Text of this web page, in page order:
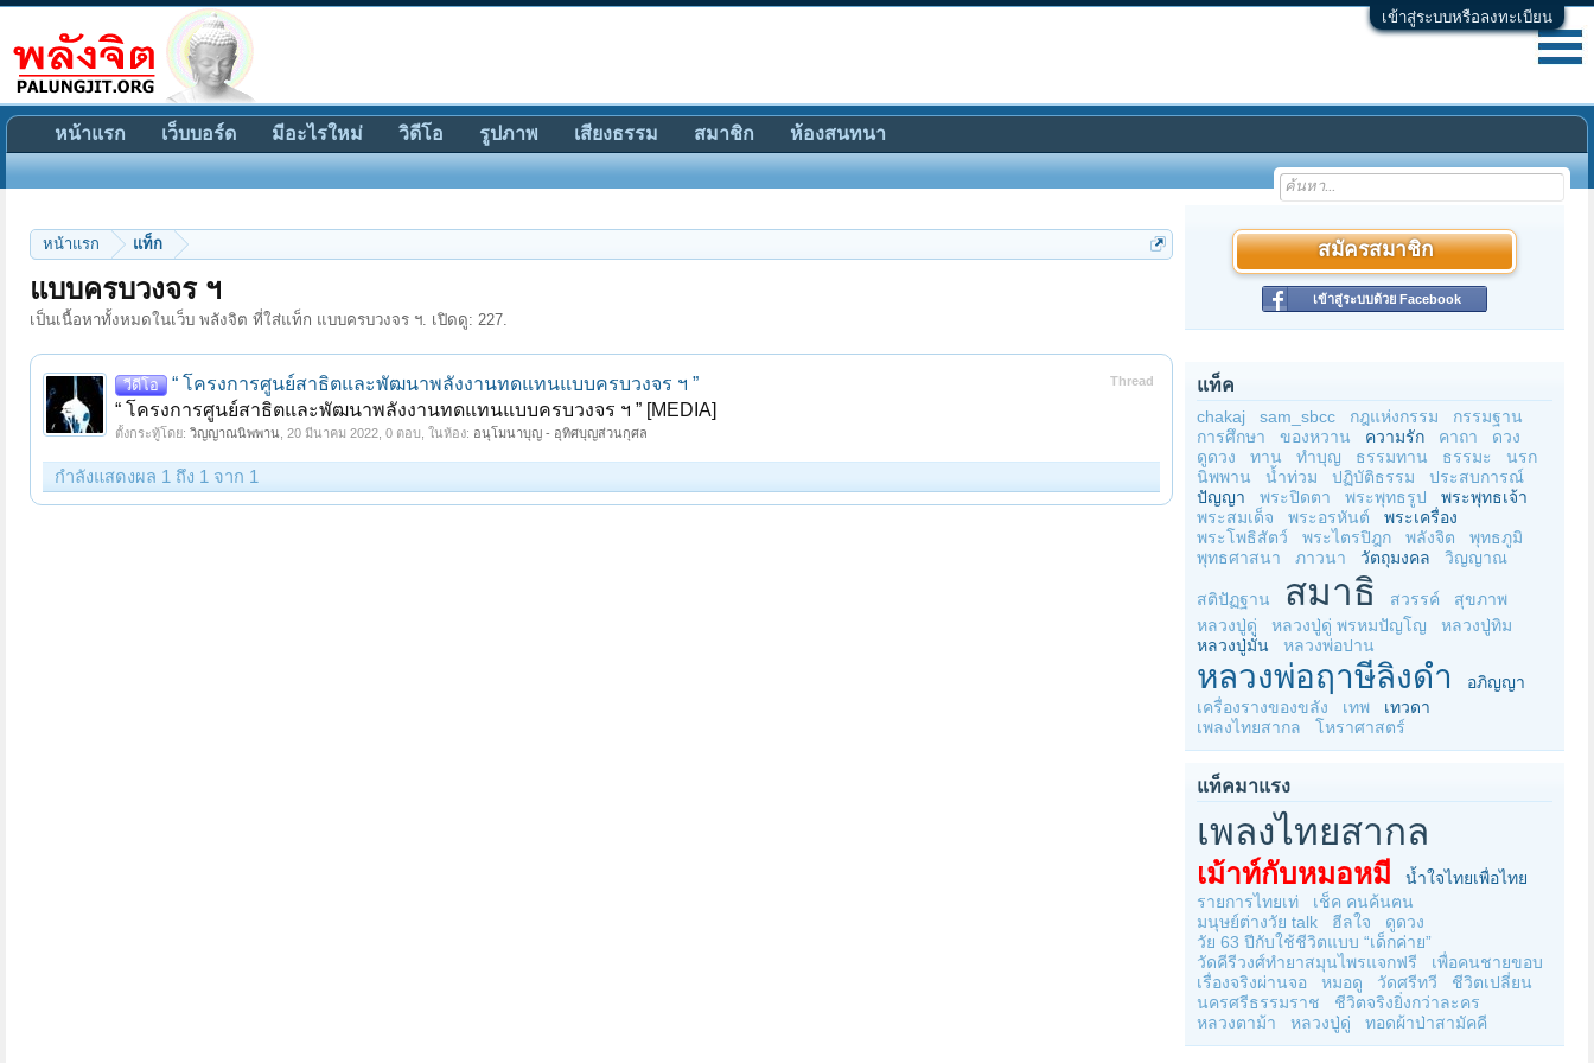
เข้าสู่ระบบหรือลงทะเบียน
หน้าแรก แท็ก
แบบครบวงจร ฯ
เป็นเนื้อหาทั้งหมดในเว็บ พลังจิต ที่ใส่แท็ก แบบครบวงจร ฯ. เปิดดู: 227.
Thread
วีดีโอ
“ โครงการศูนย์สาธิตและพัฒนาพลังงานทดแทนแบบครบวงจร ฯ ”
“ โครงการศูนย์สาธิตและพัฒนาพลังงานทดแทนแบบครบวงจร ฯ ” [MEDIA]
ตั้งกระทู้โดย: วิญญาณนิพพาน 20 มีนาคม 2022 , 0 ตอบ, ในห้อง: อนุโมนาบุญ - อุทิศบุญส่วนกุศล
กำลังแสดงผล 1 ถึง 1 จาก 1
สมัครสมาชิก
เข้าสู่ระบบด้วย Facebook
แท็ค
chakaj sam_sbcc กฎแห่งกรรม
กรรมฐาน
การศึกษา
ของหวาน ความรัก คาถา
ดวง
ดูดวง
ทาน ทำบุญ ธรรมทาน ธรรมะ
นรก
นิพพาน
น้ำท่วม ปฏิบัติธรรม
ประสบการณ์
ปัญญา
พระปิดตา พระพุทธรูป
พระพุทธเจ้า
พระสมเด็จ
พระอรหันต์
พระเครื่อง
พระโพธิสัตว์
พระไตรปิฎก พลังจิต
พุทธภูมิ
พุทธศาสนา
ภาวนา วัตถุมงคล วิญญาณ
สติปัฏฐาน สมาธิ สวรรค์
สุขภาพ
หลวงปู่ดู่
หลวงปู่ดู่ พรหมปัญโญ
หลวงปู่ทิม
หลวงปู่มั่น
หลวงพ่อปาน
หลวงพ่อฤาษีลิงดำ
อภิญญา
เครื่องรางของขลัง
เทพ
เทวดา
เพลงไทยสากล
โหราศาสตร์
แท็คมาแรง
เพลงไทยสากล
เม้าท์กับหมอหมี
น้ำใจไทยเพื่อไทย
รายการไทยเท่
เช็ค คนค้นฅน
มนุษย์ต่างวัย talk
ฮีลใจ
ดูดวง
วัย 63 ปีกับใช้ชีวิตแบบ “เด็กค่าย”
วัดคีรีวงศ์ทำยาสมุนไพรแจกฟรี
เพื่อคนชายขอบ
เรื่องจริงผ่านจอ
หมอดู วัดศรีทวี
ชีวิตเปลี่ยน
นครศรีธรรมราช
ชีวิตจริงยิ่งกว่าละคร
หลวงตาม้า
หลวงปู่ดู่ ทอดผ้าป่าสามัคคี
หน้าแรก เว็บบอร์ด มีอะไรใหม่ วิดีโอ รูปภาพ เสียงธรรม สมาชิก ห้องสนทนา